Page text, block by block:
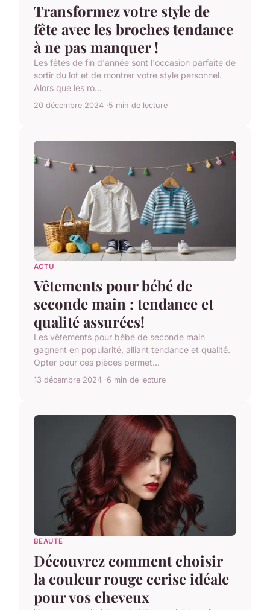
Transformez votre style de
fête avec les broches tendance
à ne pas manquer !
Les fêtes de fin d'année sont l'occasion parfaite de
sortir du lot et de montrer votre style personnel.
Alors que les ro...
20 décembre 2024 5 min de lecture
ACTU
Vêtements pour bébé de
seconde main : tendance et
qualité assurées!
Les vêtements pour bébé de seconde main
gagnent en popularité, alliant tendance et qualité.
Opter pour ces pièces permet...
13 décembre 2024 6 min de lecture
BEAUTE
Découvrez comment choisir
la couleur rouge cerise idéale
pour vos cheveux